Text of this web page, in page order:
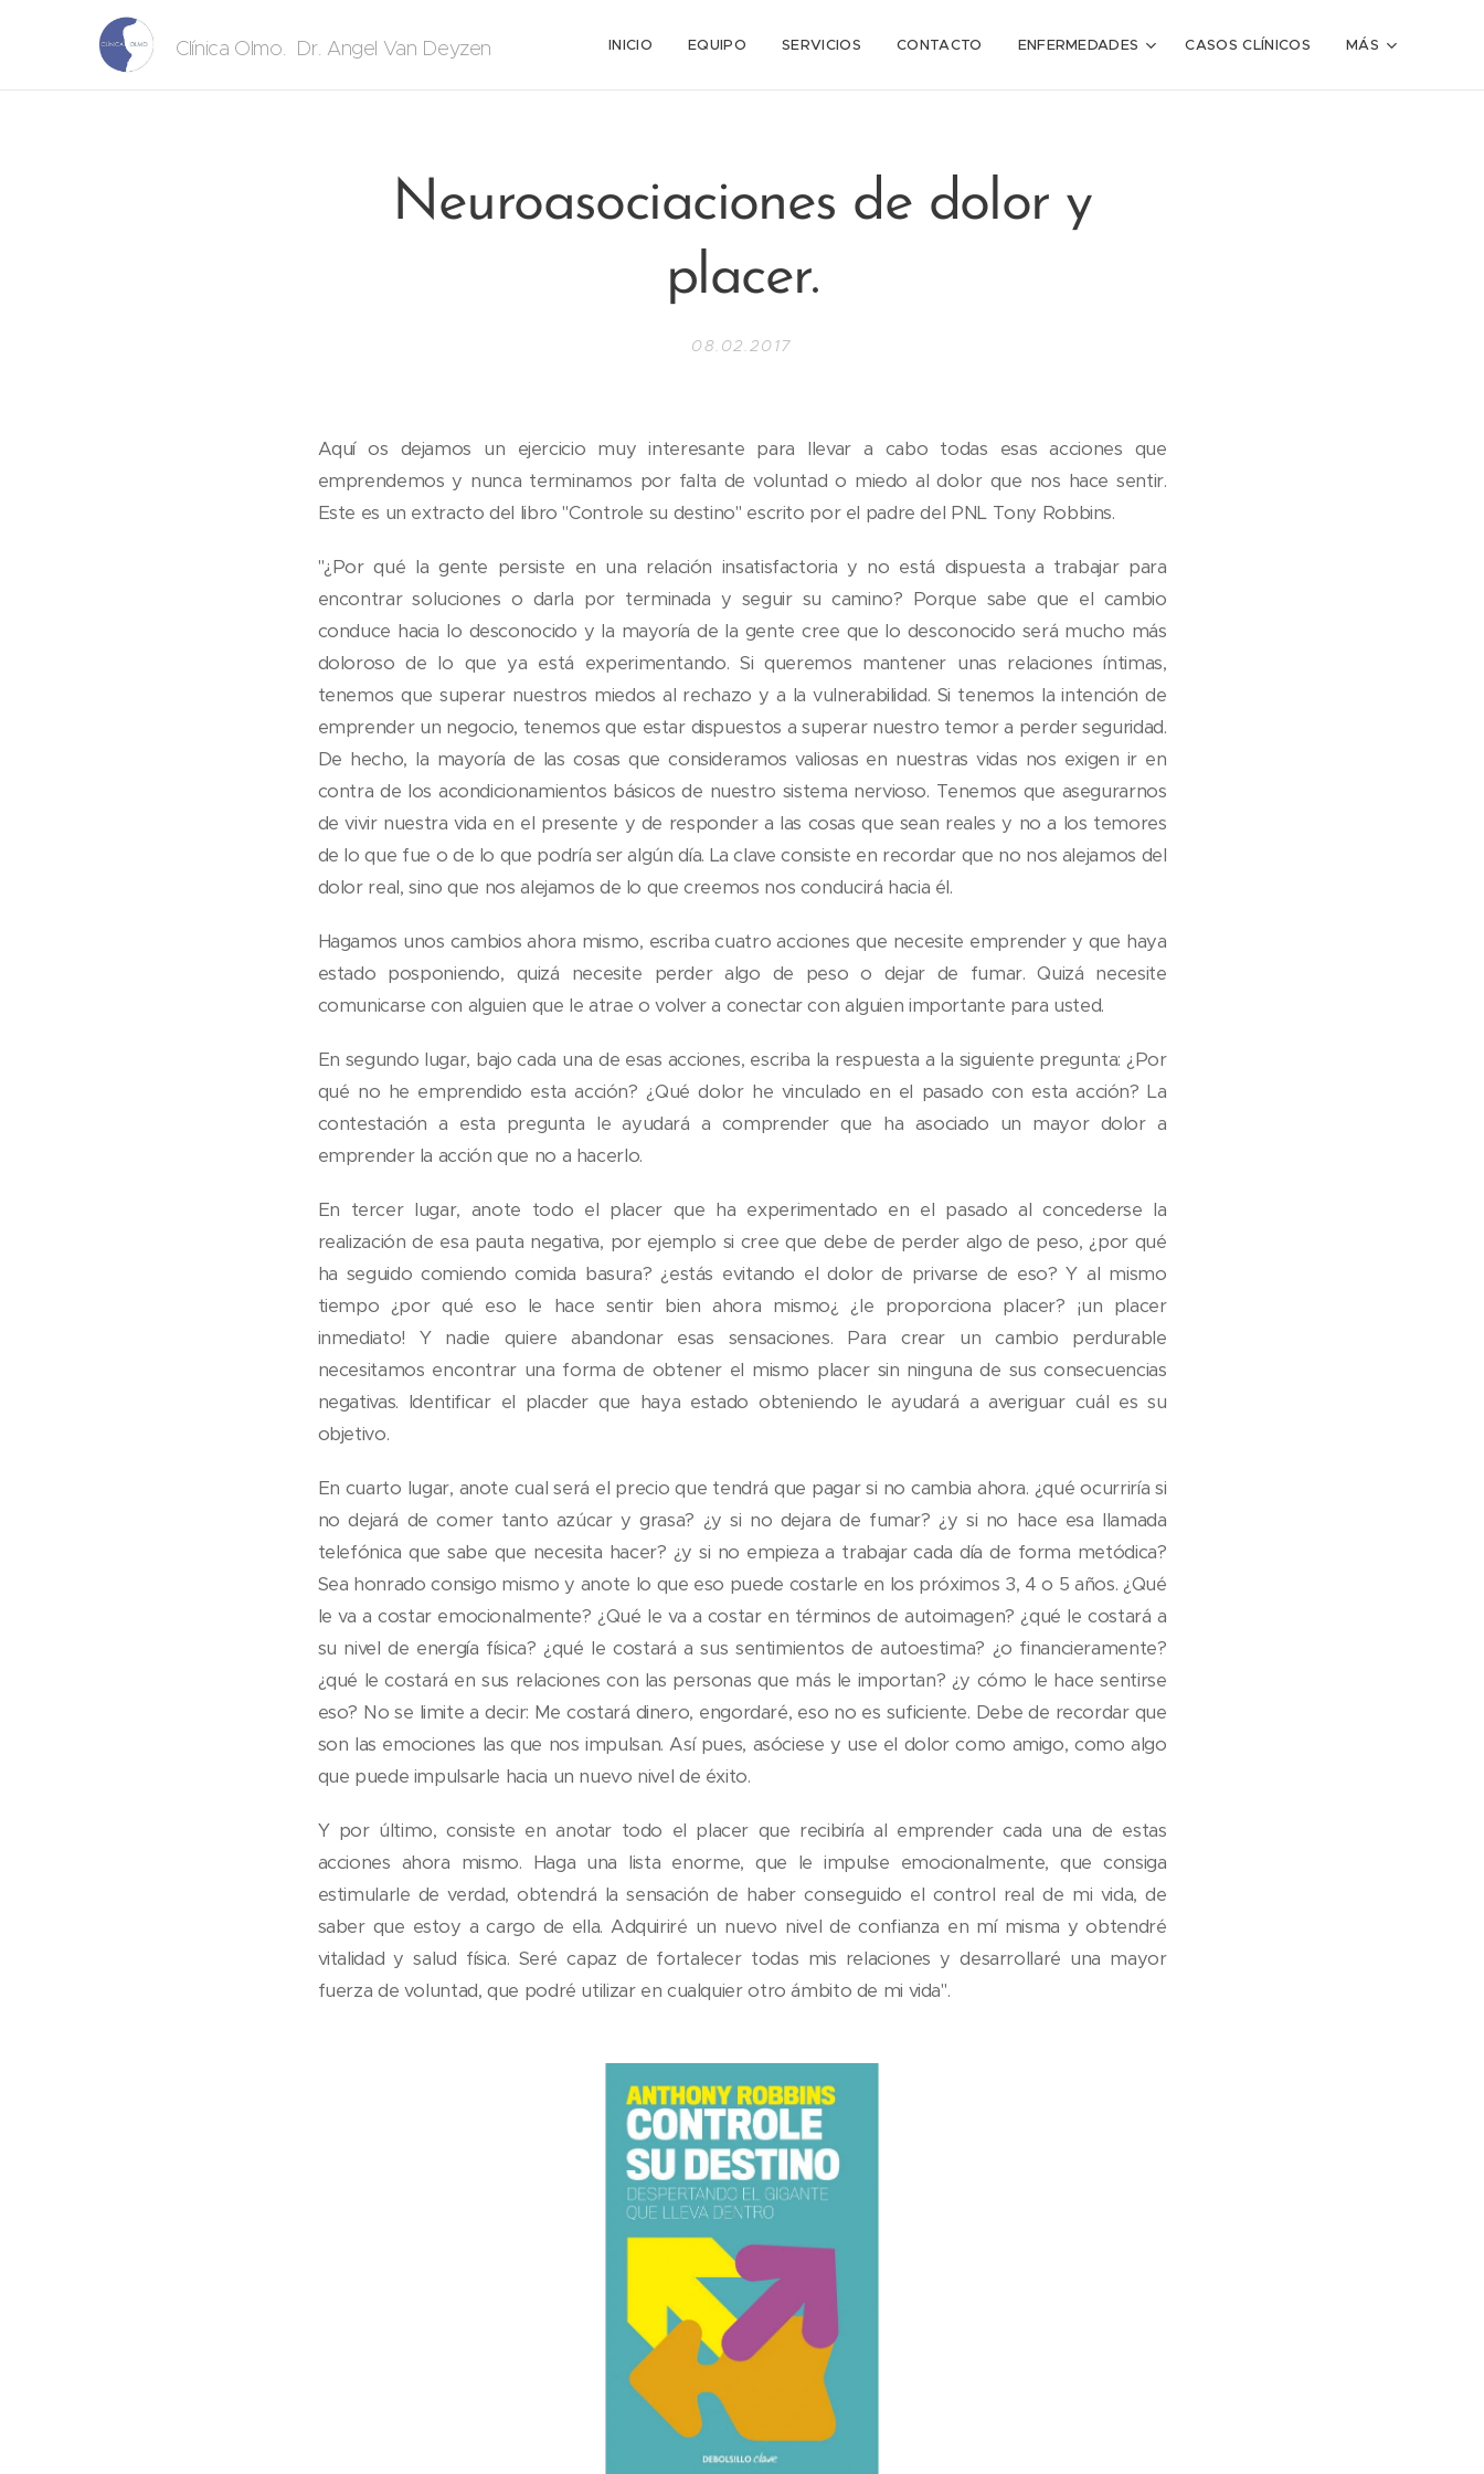
Clínica Olmo. Dr. Angel Van Deyzen INICIO EQUIPO SERVICIOS CONTACTO ENFERMEDADES CASOS CLÍNICOS MÁS
Neuroasociaciones de dolor y
placer.
08.02.2017
Aquí os dejamos un ejercicio muy interesante para llevar a cabo todas esas acciones que
emprendemos y nunca terminamos por falta de voluntad o miedo al dolor que nos hace sentir.
Este es un extracto del libro "Controle su destino" escrito por el padre del PNL Tony Robbins.
"¿Por qué la gente persiste en una relación insatisfactoria y no está dispuesta a trabajar para
encontrar soluciones o darla por terminada y seguir su camino? Porque sabe que el cambio
conduce hacia lo desconocido y la mayoría de la gente cree que lo desconocido será mucho más
doloroso de lo que ya está experimentando. Si queremos mantener unas relaciones íntimas,
tenemos que superar nuestros miedos al rechazo y a la vulnerabilidad. Si tenemos la intención de
emprender un negocio, tenemos que estar dispuestos a superar nuestro temor a perder seguridad.
De hecho, la mayoría de las cosas que consideramos valiosas en nuestras vidas nos exigen ir en
contra de los acondicionamientos básicos de nuestro sistema nervioso. Tenemos que asegurarnos
de vivir nuestra vida en el presente y de responder a las cosas que sean reales y no a los temores
de lo que fue o de lo que podría ser algún día. La clave consiste en recordar que no nos alejamos del
dolor real, sino que nos alejamos de lo que creemos nos conducirá hacia él.
Hagamos unos cambios ahora mismo, escriba cuatro acciones que necesite emprender y que haya
estado posponiendo, quizá necesite perder algo de peso o dejar de fumar. Quizá necesite
comunicarse con alguien que le atrae o volver a conectar con alguien importante para usted.
En segundo lugar, bajo cada una de esas acciones, escriba la respuesta a la siguiente pregunta: ¿Por
qué no he emprendido esta acción? ¿Qué dolor he vinculado en el pasado con esta acción? La
contestación a esta pregunta le ayudará a comprender que ha asociado un mayor dolor a
emprender la acción que no a hacerlo.
En tercer lugar, anote todo el placer que ha experimentado en el pasado al concederse la
realización de esa pauta negativa, por ejemplo si cree que debe de perder algo de peso, ¿por qué
ha seguido comiendo comida basura? ¿estás evitando el dolor de privarse de eso? Y al mismo
tiempo ¿por qué eso le hace sentir bien ahora mismo¿ ¿le proporciona placer? ¡un placer
inmediato! Y nadie quiere abandonar esas sensaciones. Para crear un cambio perdurable
necesitamos encontrar una forma de obtener el mismo placer sin ninguna de sus consecuencias
negativas. Identificar el placder que haya estado obteniendo le ayudará a averiguar cuál es su
objetivo.
En cuarto lugar, anote cual será el precio que tendrá que pagar si no cambia ahora. ¿qué ocurriría si
no dejará de comer tanto azúcar y grasa? ¿y si no dejara de fumar? ¿y si no hace esa llamada
telefónica que sabe que necesita hacer? ¿y si no empieza a trabajar cada día de forma metódica?
Sea honrado consigo mismo y anote lo que eso puede costarle en los próximos 3, 4 o 5 años. ¿Qué
le va a costar emocionalmente? ¿Qué le va a costar en términos de autoimagen? ¿qué le costará a
su nivel de energía física? ¿qué le costará a sus sentimientos de autoestima? ¿o financieramente?
¿qué le costará en sus relaciones con las personas que más le importan? ¿y cómo le hace sentirse
eso? No se limite a decir: Me costará dinero, engordaré, eso no es suficiente. Debe de recordar que
son las emociones las que nos impulsan. Así pues, asóciese y use el dolor como amigo, como algo
que puede impulsarle hacia un nuevo nivel de éxito.
Y por último, consiste en anotar todo el placer que recibiría al emprender cada una de estas
acciones ahora mismo. Haga una lista enorme, que le impulse emocionalmente, que consiga
estimularle de verdad, obtendrá la sensación de haber conseguido el control real de mi vida, de
saber que estoy a cargo de ella. Adquiriré un nuevo nivel de confianza en mí misma y obtendré
vitalidad y salud física. Seré capaz de fortalecer todas mis relaciones y desarrollaré una mayor
fuerza de voluntad, que podré utilizar en cualquier otro ámbito de mi vida".